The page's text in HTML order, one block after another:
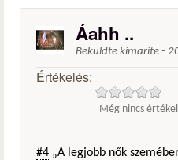
Áahh ..
Beküldte kimarite -
Értékelés:
Még nincs
#4 „A legjobb nők